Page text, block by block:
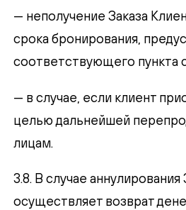
— неполучение Заказа
срока бронирования,
соответствующего пункта
— в случае, если клиент
целью дальнейшей
лицам.
3.8. В случае
осуществляет возврат